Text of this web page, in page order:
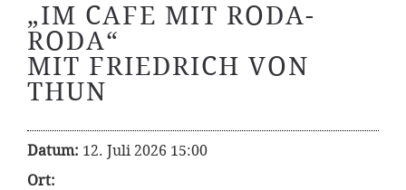
„IM CAFE MIT RODA-
RODA“
MIT FRIEDRICH VON
THUN
Datum: 12. Juli 2026 15:00
Ort: